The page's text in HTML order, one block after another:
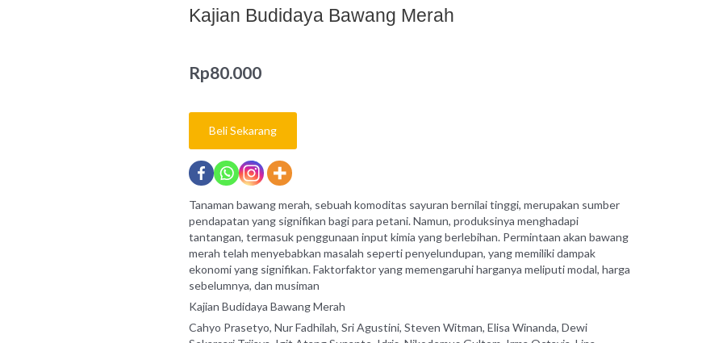
Kajian Budidaya Bawang Merah
Rp80.000
Beli Sekarang
Tanaman bawang merah, sebuah komoditas sayuran bernilai tinggi, merupakan sumber
pendapatan yang signifikan bagi para petani. Namun, produksinya menghadapi
tantangan, termasuk penggunaan input kimia yang berlebihan. Permintaan akan bawang
merah telah menyebabkan masalah seperti penyelundupan, yang memiliki dampak
ekonomi yang signifikan. Faktorfaktor yang memengaruhi harganya meliputi modal, harga
sebelumnya, dan musiman
Kajian Budidaya Bawang Merah
Cahyo Prasetyo, Nur Fadhilah, Sri Agustini, Steven Witman, Elisa Winanda, Dewi